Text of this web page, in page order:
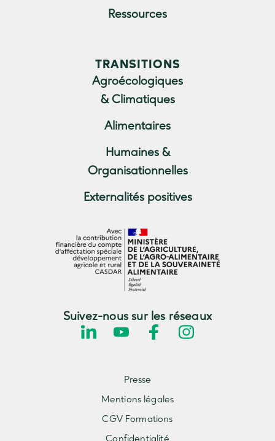
Ressources
TRANSITIONS
Agroécologiques
& Climatiques
Alimentaires
Humaines &
Organisationnelles
Externalités positives
Suivez-nous sur les réseaux
Presse
Mentions légales
CGV Formations
Confidentialité